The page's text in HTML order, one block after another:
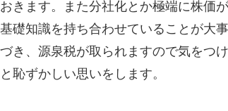
きます。また分社化とか極端に株価
礎知識を持ち合わせていることが大
き、源泉税が取られますので気をつ
恥ずかしい思いをします。